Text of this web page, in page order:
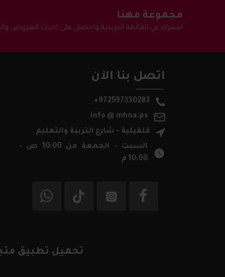
مجموعة مهنا
اشترك في القائمة البريدية واحصل على احدث العروض
اتصل بنا الآن
+972597330283
info
mhna.ps
قلقيلية - شارع التربية والتعليم
السبت - الجمعة من 10:00 ص -
10:00 م
تحميل تطبيق